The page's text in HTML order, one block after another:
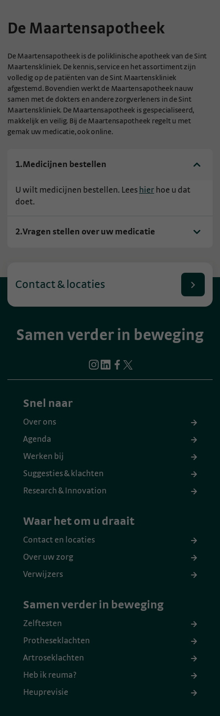
De Maartensapotheek
De Maartensapotheek is de poliklinische apotheek van de Sint
Maartenskliniek. De kennis, service en het assortiment zijn
volledig op de patiënten van de Sint Maartenskliniek
afgestemd. Bovendien werkt de Maartensapotheek nauw
samen met de dokters en andere zorgverleners in de Sint
Maartenskliniek. De Maartensapotheek is gespecialiseerd,
makkelijk en veilig. Bij de Maartensapotheek regelt u met
gemak uw medicatie, ook online.
1.Medicijnen bestellen
U wilt medicijnen bestellen. Lees hier hoe u dat
doet.
2.Vragen stellen over uw medicatie
Samen verder in beweging
Contact & locaties
Snel naar
Over ons
Agenda
Werken bij
Suggesties & klachten
Research & Innovation
Waar het om u draait
Contact en locaties
Over uw zorg
Verwijzers
Samen verder in beweging
Zelftesten
Protheseklachten
Artroseklachten
Heb ik reuma?
Heuprevisie